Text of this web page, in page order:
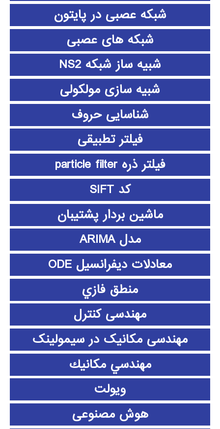
شبکه عصبی در پایتون
شبکه های عصبی
شبیه ساز شبکه NS2
شبیه سازی مولکولی
شناسایی حروف
فیلتر تطبیقی
فیلتر ذره particle filter
کد SIFT
ماشین بردار پشتیبان
مدل ARIMA
معادلات دیفرانسیل ODE
منطق فازي
مهندسی کنترل
مهندسی مکانیک در سیمولینک
مهندسي مكانيك
ویولت
هوش مصنوعی